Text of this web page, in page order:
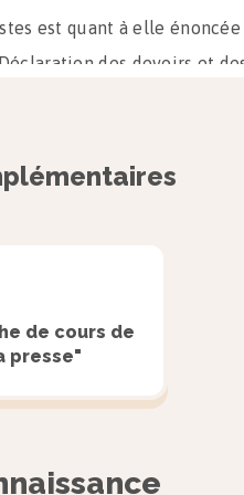
est quant à elle énoncée
des devoirs et
si cela signifie de prendre
et protéger ses sources ;
les pressions et conserver
notamment le droit
est parfois entravée,
de cours de
presse"